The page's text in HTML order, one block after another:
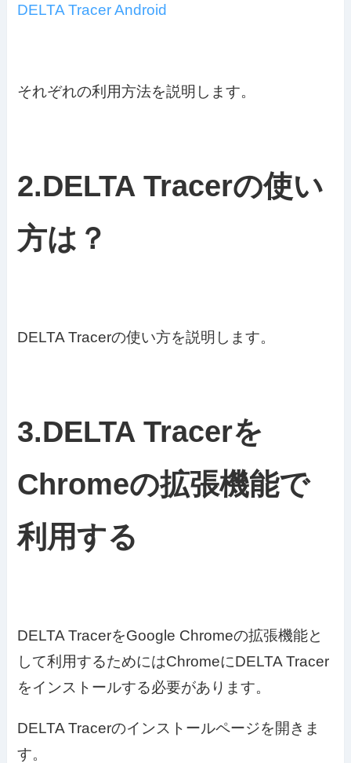
DELTA Tracer Android
それぞれの利用方法を説明します。
2.DELTA Tracerの使い
方は？
DELTA Tracerの使い方を説明します。
3.DELTA Tracerを
Chromeの拡張機能で
利用する
DELTA TracerをGoogle Chromeの拡張機能と
して利用するためにはChromeにDELTA Tracer
をインストールする必要があります。
DELTA Tracerのインストールページを開きま
す。